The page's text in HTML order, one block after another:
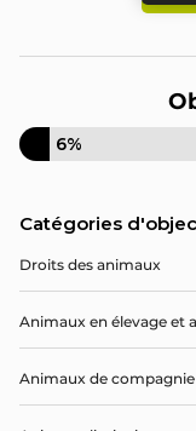
6%
Catégories
Droits des animaux
Animaux en élevage et
Animaux de compagnie